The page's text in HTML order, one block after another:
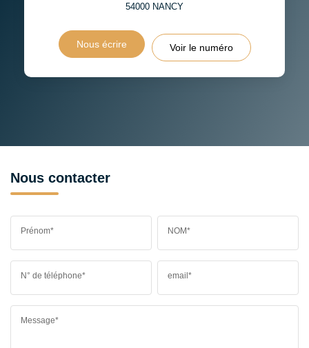
54000 NANCY
Nous écrire Voir le numéro
Nous contacter
Prénom* NOM*
N° de téléphone* email*
Message*